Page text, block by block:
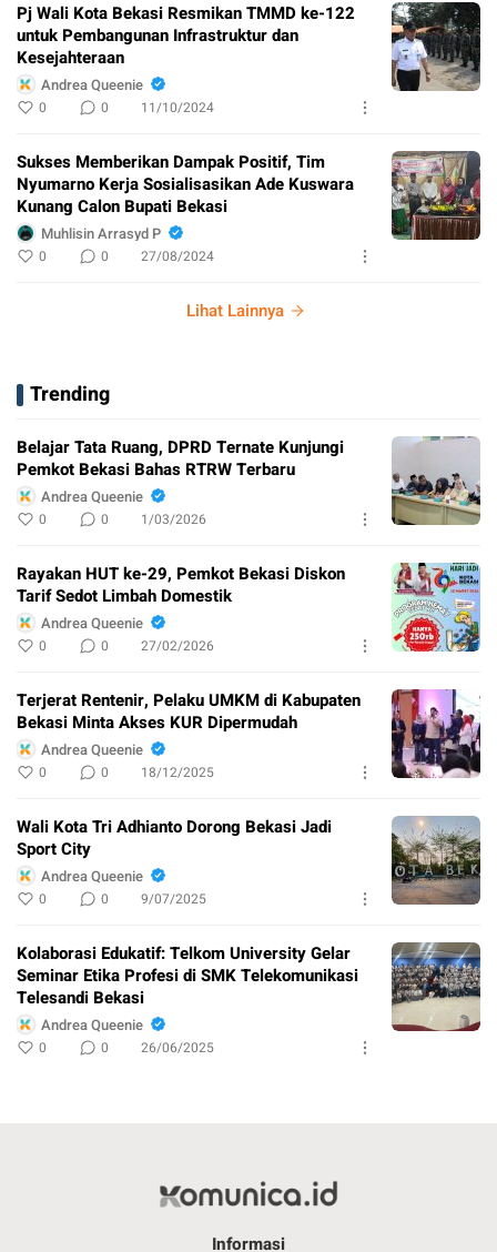
Pj Wali Kota Bekasi Resmikan TMMD ke-122
untuk Pembangunan Infrastruktur dan
Kesejahteraan
Andrea Queenie
0 0 11/10/2024
Sukses Memberikan Dampak Positif, Tim
Nyumarno Kerja Sosialisasikan Ade Kuswara
Kunang Calon Bupati Bekasi
Muhlisin Arrasyd P
0 0 27/08/2024
Lihat Lainnya
Trending
Belajar Tata Ruang, DPRD Ternate Kunjungi
Pemkot Bekasi Bahas RTRW Terbaru
Andrea Queenie
0 0 1/03/2026
Rayakan HUT ke-29, Pemkot Bekasi Diskon
Tarif Sedot Limbah Domestik
Andrea Queenie
0 0 27/02/2026
Terjerat Rentenir, Pelaku UMKM di Kabupaten
Bekasi Minta Akses KUR Dipermudah
Andrea Queenie
0 0 18/12/2025
Wali Kota Tri Adhianto Dorong Bekasi Jadi
Sport City
Andrea Queenie
0 0 9/07/2025
Kolaborasi Edukatif: Telkom University Gelar
Seminar Etika Profesi di SMK Telekomunikasi
Telesandi Bekasi
Andrea Queenie
0 0 26/06/2025
Informasi